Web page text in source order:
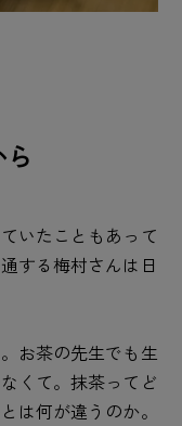
いたこともあって
する梅村さんは日
お茶の先生でも生
くて。抹茶ってど
は何が違うのか。